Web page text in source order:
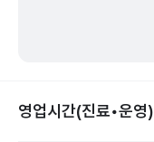
영업시간(진료•운영)